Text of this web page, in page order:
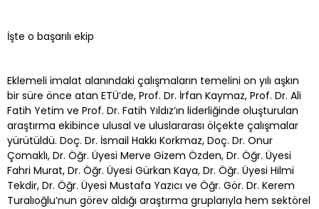
İşte o başarılı ekip
Eklemeli imalat alanındaki çalışmaların temelini on yılı aşkın
bir süre önce atan ETÜ’de, Prof. Dr. İrfan Kaymaz, Prof. Dr. Ali
Fatih Yetim ve Prof. Dr. Fatih Yıldız’ın liderliğinde oluşturulan
araştırma ekibince ulusal ve uluslararası ölçekte çalışmalar
yürütüldü. Doç. Dr. İsmail Hakkı Korkmaz, Doç. Dr. Onur
Çomaklı, Dr. Öğr. Üyesi Merve Gizem Özden, Dr. Öğr. Üyesi
Fahri Murat, Dr. Öğr. Üyesi Gürkan Kaya, Dr. Öğr. Üyesi Hilmi
Tekdir, Dr. Öğr. Üyesi Mustafa Yazıcı ve Öğr. Gör. Dr. Kerem
Turalıoğlu’nun görev aldığı araştırma gruplarıyla hem sektörel